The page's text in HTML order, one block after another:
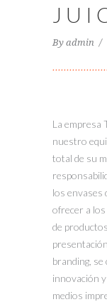
By admin
La empresa
nuestro
total de su
los envases
ofrecer a
de
branding,
innovación
medios